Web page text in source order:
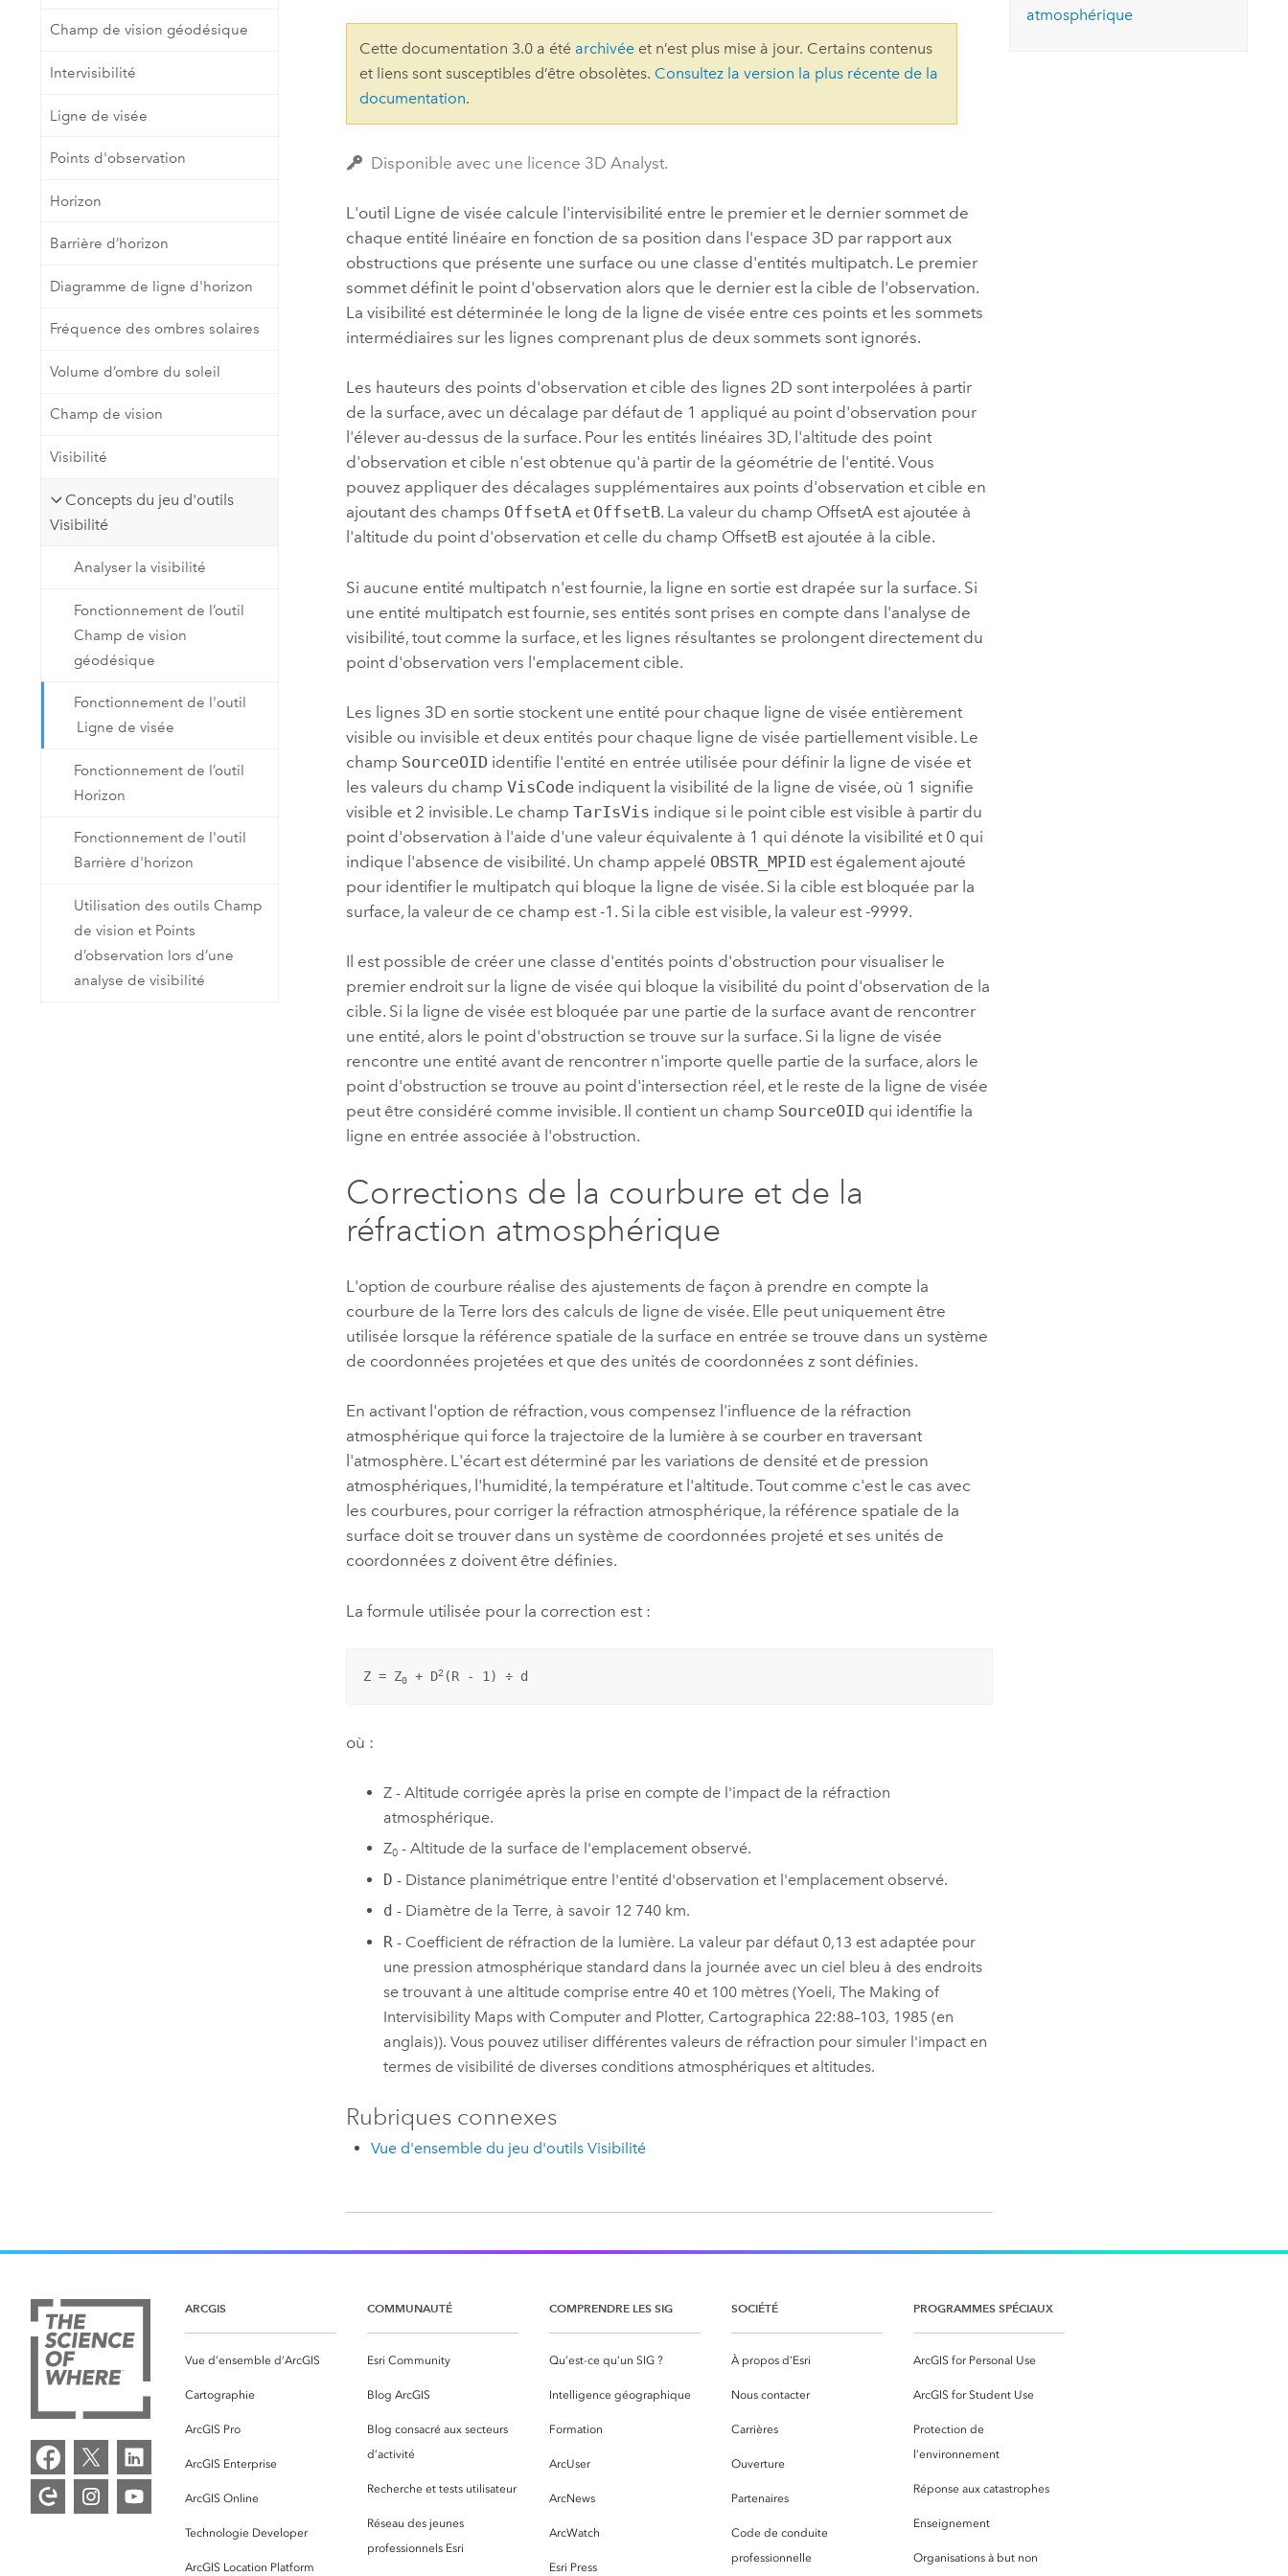
Technologie Developer
cartographie et d’analyse spatiale
Tous les produits
Explorer ce cours
professionnels et
technologiques
perspectives et
tendances de
l’univers
Tous les récits
Lire le récit
Champ de vision géodésique
Intervisibilité
Ligne de visée
Points d'observation
Horizon
Barrière d’horizon
Diagramme de ligne d'horizon
Fréquence des ombres solaires
Volume d’ombre du soleil
Champ de vision
Visibilité
Concepts du jeu d'outils
Visibilité
Analyser la visibilité
Fonctionnement de l’outil
Champ de vision
géodésique
Fonctionnement de l'outil
Ligne de visée
Fonctionnement de l’outil
Horizon
Fonctionnement de l'outil
Barrière d'horizon
Utilisation des outils Champ
de vision et Points
d’observation lors d’une
analyse de visibilité
Cette documentation 3.0 a été archivée et n’est plus mise à jour. Certains contenus
et liens sont susceptibles d’être obsolètes. Consultez la version la plus récente de la
documentation.
Disponible avec une licence 3D Analyst.
L'outil Ligne de visée calcule l'intervisibilité entre le premier et le dernier sommet de
chaque entité linéaire en fonction de sa position dans l'espace 3D par rapport aux
obstructions que présente une surface ou une classe d'entités multipatch. Le premier
sommet définit le point d'observation alors que le dernier est la cible de l'observation.
La visibilité est déterminée le long de la ligne de visée entre ces points et les sommets
intermédiaires sur les lignes comprenant plus de deux sommets sont ignorés.
Les hauteurs des points d'observation et cible des lignes 2D sont interpolées à partir
de la surface, avec un décalage par défaut de 1 appliqué au point d'observation pour
l'élever au-dessus de la surface. Pour les entités linéaires 3D, l'altitude des point
d'observation et cible n'est obtenue qu'à partir de la géométrie de l'entité. Vous
pouvez appliquer des décalages supplémentaires aux points d'observation et cible en
ajoutant des champs OffsetA et OffsetB. La valeur du champ OffsetA est ajoutée à
l'altitude du point d'observation et celle du champ OffsetB est ajoutée à la cible.
Si aucune entité multipatch n'est fournie, la ligne en sortie est drapée sur la surface. Si
une entité multipatch est fournie, ses entités sont prises en compte dans l'analyse de
visibilité, tout comme la surface, et les lignes résultantes se prolongent directement du
point d'observation vers l'emplacement cible.
Les lignes 3D en sortie stockent une entité pour chaque ligne de visée entièrement
visible ou invisible et deux entités pour chaque ligne de visée partiellement visible. Le
champ SourceOID identifie l'entité en entrée utilisée pour définir la ligne de visée et
les valeurs du champVisCode indiquent la visibilité de la ligne de visée, où 1 signifie
visible et 2 invisible. Le champTarIsVis indique si le point cible est visible à partir du
point d'observation à l'aide d'une valeur équivalente à 1 qui dénote la visibilité et 0 qui
indique l'absence de visibilité. Un champ appelé OBSTR_MPID est également ajouté
pour identifier le multipatch qui bloque la ligne de visée. Si la cible est bloquée par la
surface, la valeur de ce champ est -1. Si la cible est visible, la valeur est -9999.
Il est possible de créer une classe d'entités points d'obstruction pour visualiser le
premier endroit sur la ligne de visée qui bloque la visibilité du point d'observation de la
cible. Si la ligne de visée est bloquée par une partie de la surface avant de rencontrer
une entité, alors le point d'obstruction se trouve sur la surface. Si la ligne de visée
rencontre une entité avant de rencontrer n'importe quelle partie de la surface, alors le
point d'obstruction se trouve au point d'intersection réel, et le reste de la ligne de visée
peut être considéré comme invisible. Il contient un champ SourceOID qui identifie la
ligne en entrée associée à l'obstruction.
Corrections de la courbure et de la
réfraction atmosphérique
L'option de courbure réalise des ajustements de façon à prendre en compte la
courbure de la Terre lors des calculs de ligne de visée. Elle peut uniquement être
utilisée lorsque la référence spatiale de la surface en entrée se trouve dans un système
de coordonnées projetées et que des unités de coordonnées z sont définies.
En activant l'option de réfraction, vous compensez l'influence de la réfraction
atmosphérique qui force la trajectoire de la lumière à se courber en traversant
l'atmosphère. L'écart est déterminé par les variations de densité et de pression
atmosphériques, l'humidité, la température et l'altitude. Tout comme c'est le cas avec
les courbures, pour corriger la réfraction atmosphérique, la référence spatiale de la
surface doit se trouver dans un système de coordonnées projeté et ses unités de
coordonnées z doivent être définies.
La formule utilisée pour la correction est :
Z = Z0 + D2 (R - 1) ÷ d
où :
Z - Altitude corrigée après la prise en compte de l'impact de la réfraction
atmosphérique.
Z0- Altitude de la surface de l'emplacement observé.
D - Distance planimétrique entre l'entité d'observation et l'emplacement observé.
d - Diamètre de la Terre, à savoir 12 740 km.
R- Coefficient de réfraction de la lumière. La valeur par défaut 0,13 est adaptée pour
une pression atmosphérique standard dans la journée avec un ciel bleu à des endroits
se trouvant à une altitude comprise entre 40 et 100 mètres (Yoeli, The Making of
Intervisibility Maps with Computer and Plotter, Cartographica 22:88–103, 1985 (en
anglais)). Vous pouvez utiliser différentes valeurs de réfraction pour simuler l'impact en
termes de visibilité de diverses conditions atmosphériques et altitudes.
Rubriques connexes
Vue d'ensemble du jeu d'outils Visibilité
atmosphérique
ARCGIS
Vue d’ensemble d’ArcGIS
Cartographie
ArcGIS Pro
ArcGIS Enterprise
ArcGIS Online
Technologie Developer
ArcGIS Location Platform
COMMUNAUTÉ
Esri Community
Blog ArcGIS
Blog consacré aux secteurs
d’activité
Recherche et tests utilisateur
Réseau des jeunes
professionnels Esri
COMPRENDRE LES SIG
Qu’est-ce qu’un SIG ?
Intelligence géographique
Formation
ArcUser
ArcNews
ArcWatch
Esri Press
SOCIÉTÉ
À propos d’Esri
Nous contacter
Carrières
Ouverture
Partenaires
Code de conduite
professionnelle
PROGRAMMES SPÉCIAUX
ArcGIS for Personal Use
ArcGIS for Student Use
Protection de
l’environnement
Réponse aux catastrophes
Enseignement
Organisations à but non